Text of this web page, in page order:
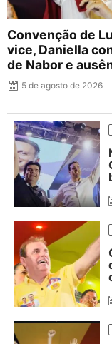
Convenção de
vice, Daniella
de Nabor e
5 de agosto de 2026